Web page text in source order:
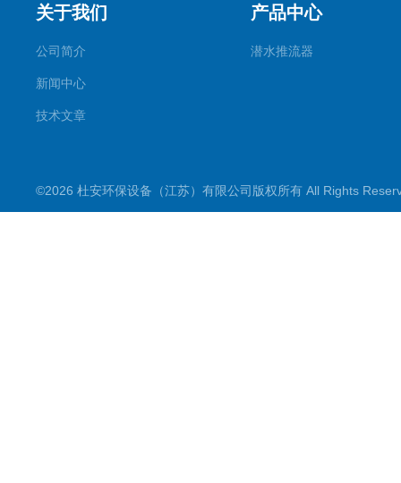
关于我们
公司简介
新闻中心
技术文章
产品中心
潜水推流器
©2026 杜安环保设备（江苏）有限公司版权所有 All Rights